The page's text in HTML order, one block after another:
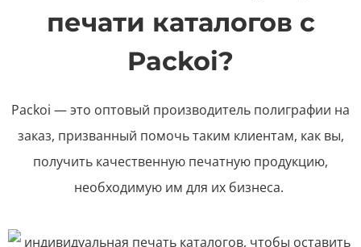
печати каталогов с
Packoi?
Packoi — это оптовый производитель полиграфии на
заказ, призванный помочь таким клиентам, как вы,
получить качественную печатную продукцию,
необходимую им для их бизнеса.